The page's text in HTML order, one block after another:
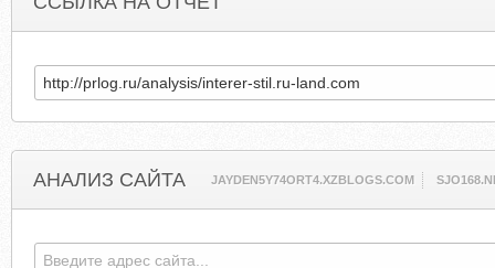
АНАЛИЗ САЙТА JAYDEN5Y74ORT4.XZBLOGS.COM